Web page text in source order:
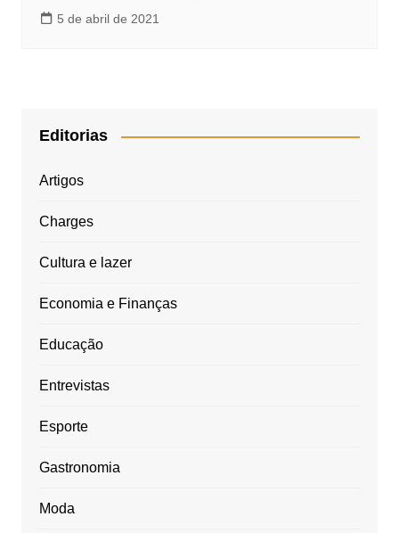
5 de abril de 2021
Editorias
Artigos
Charges
Cultura e lazer
Economia e Finanças
Educação
Entrevistas
Esporte
Gastronomia
Moda